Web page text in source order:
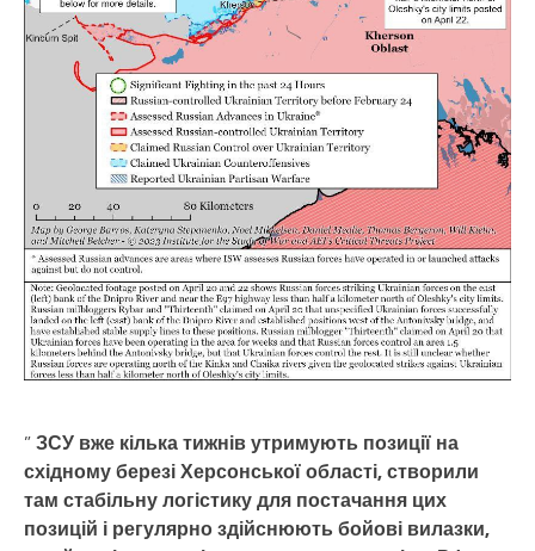
”ЗСУ вже кілька тижнів утримують позиції на
східному березі Херсонської області, створили
там стабільну логістику для постачання цих
позицій і регулярно здійснюють бойові вилазки,